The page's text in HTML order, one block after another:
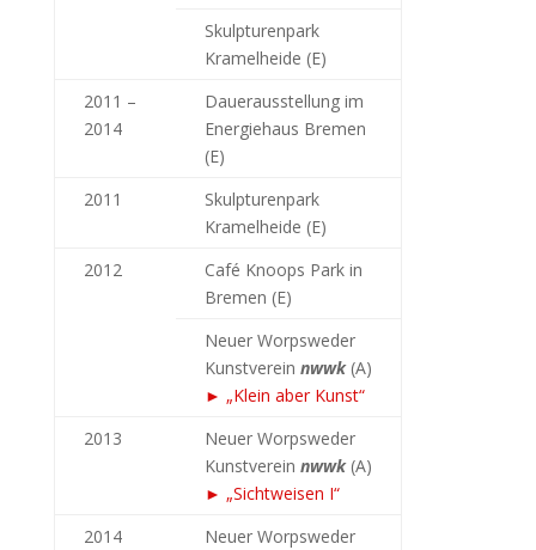
Skulpturenpark
Kramelheide (E)
2011 –
2014
Dauerausstellung im
Energiehaus Bremen
(E)
2011
Skulpturenpark
Kramelheide (E)
2012
Café Knoops Park in
Bremen (E)
Neuer Worpsweder
Kunstverein nwwk(A)
► „Klein aber Kunst“
2013
Neuer Worpsweder
Kunstverein nwwk(A)
► „Sichtweisen I“
2014
Neuer Worpsweder